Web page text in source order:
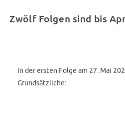
Zwölf Folgen sind bis
In der ersten Folge am 27. Mai
Grundsätzliche: